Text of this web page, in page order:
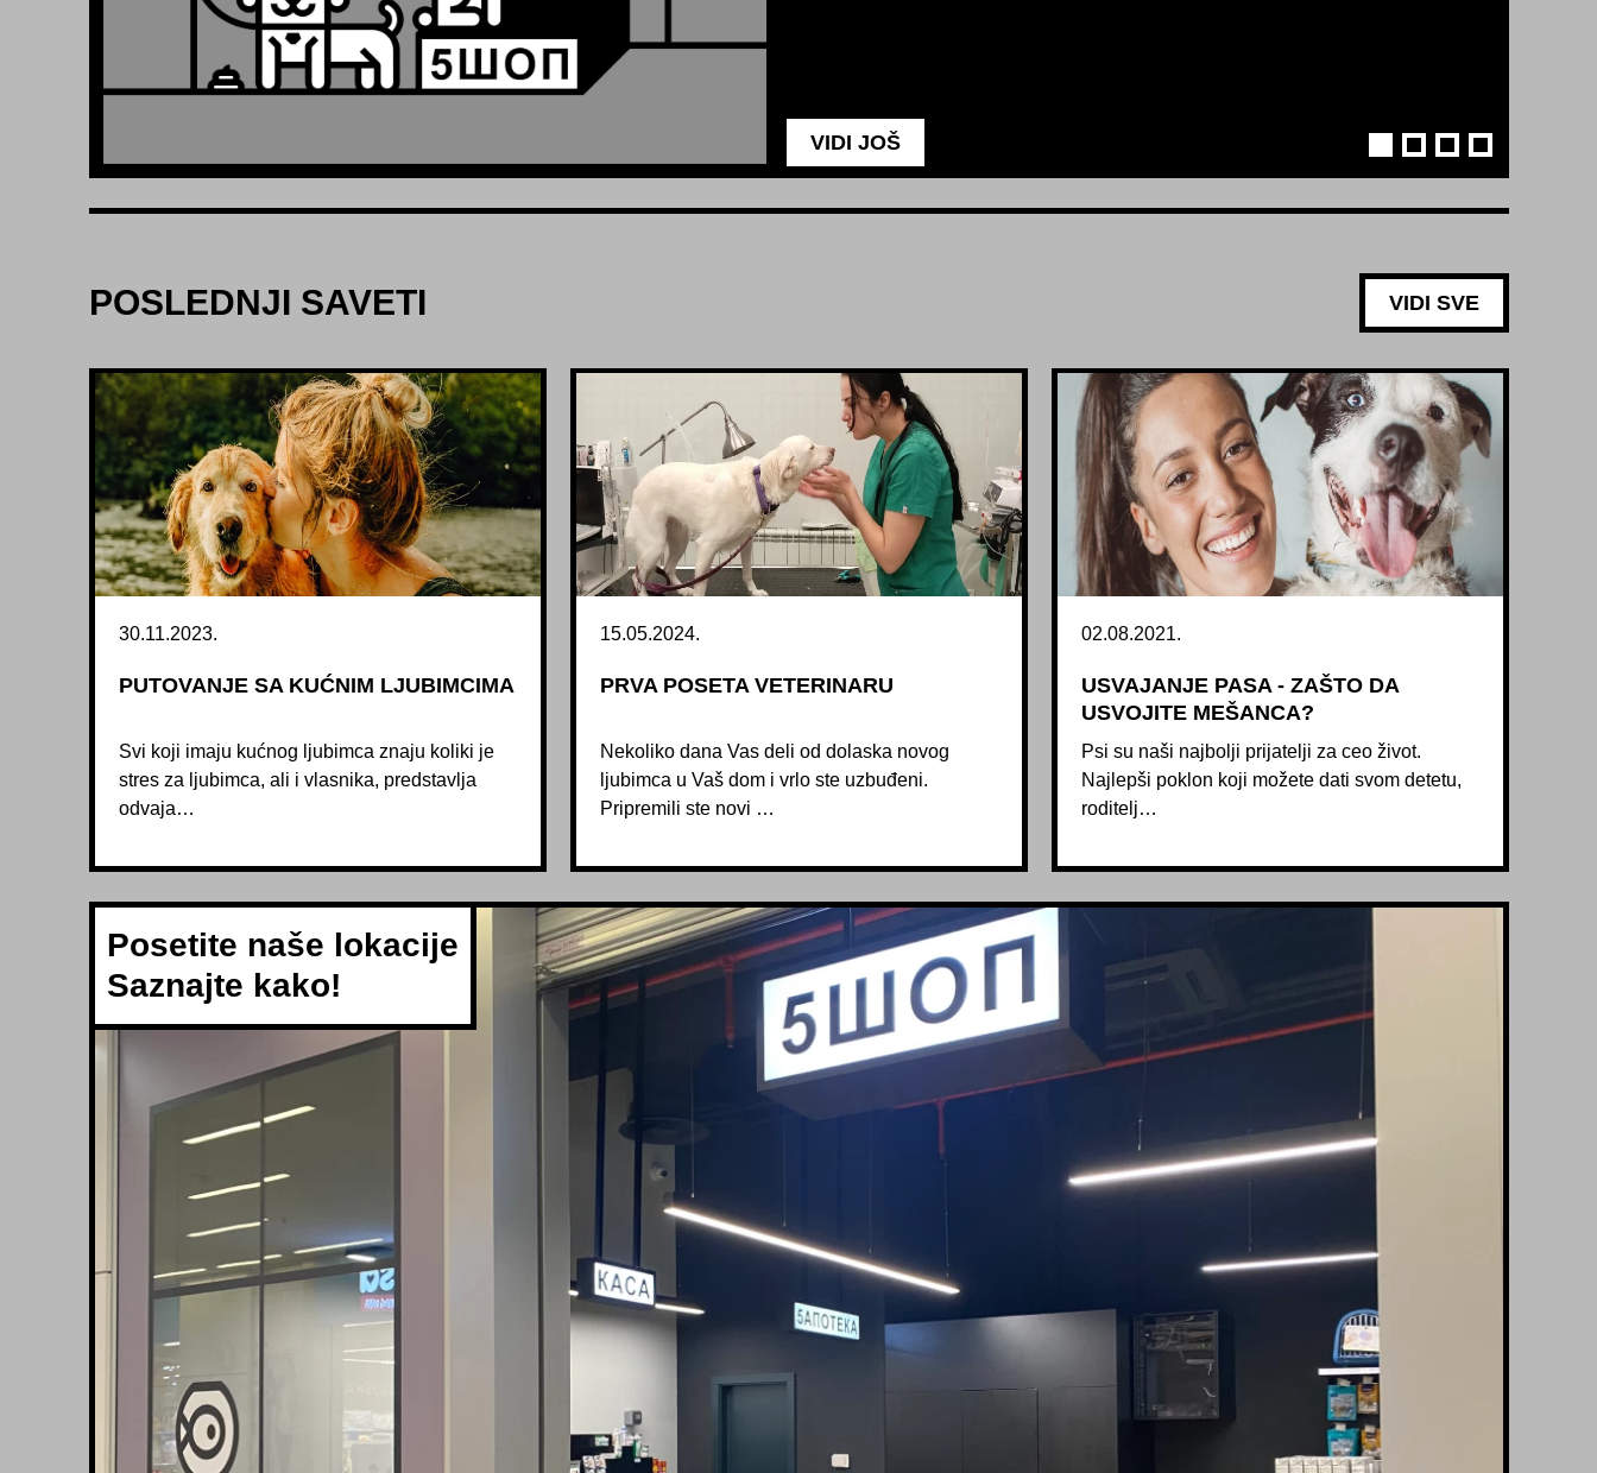
POSLEDNJI SAVETI VIDI SVE
30.11.2023.
PUTOVANJE SA KUĆNIM LJUBIMCIMA
Svi koji imaju kućnog ljubimca znaju koliki je
stres za ljubimca, ali i vlasnika, predstavlja
odvaja…
15.05.2024.
PRVA POSETA VETERINARU
Nekoliko dana Vas deli od dolaska novog
ljubimca u Vaš dom i vrlo ste uzbuđeni.
Pripremili ste novi …
02.08.2021.
USVAJANJE PASA - ZAŠTO DA
USVOJITE MEŠANCA?
Psi su naši najbolji prijatelji za ceo život.
Najlepši poklon koji možete dati svom detetu,
roditelj…
Posetite naše lokacije
Saznajte kako!